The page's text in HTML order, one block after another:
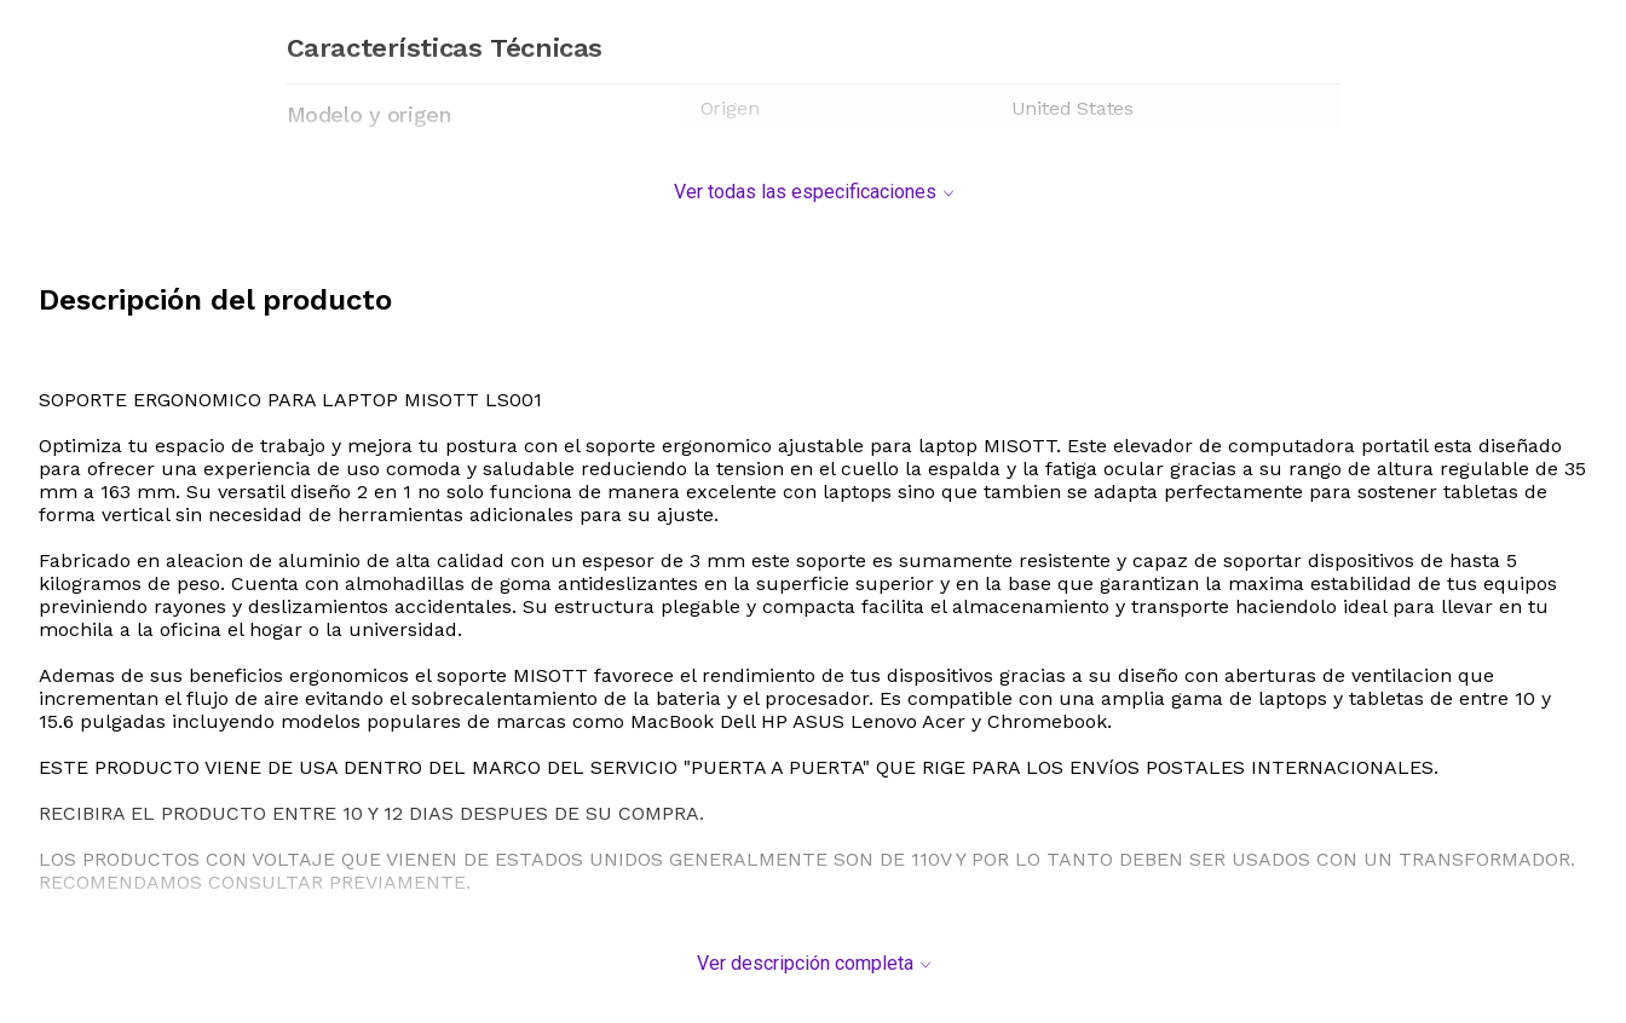
Características Técnicas
Modelo y origen Origen United States
Ver todas las especificaciones
Descripción del producto
SOPORTE ERGONOMICO PARA LAPTOP MISOTT LS001
Optimiza tu espacio de trabajo y mejora tu postura con el soporte ergonomico ajustable para laptop MISOTT. Este elevador de computadora portatil esta diseñado
para ofrecer una experiencia de uso comoda y saludable reduciendo la tension en el cuello la espalda y la fatiga ocular gracias a su rango de altura regulable de 35
mm a 163 mm. Su versatil diseño 2 en 1 no solo funciona de manera excelente con laptops sino que tambien se adapta perfectamente para sostener tabletas de
forma vertical sin necesidad de herramientas adicionales para su ajuste.
Fabricado en aleacion de aluminio de alta calidad con un espesor de 3 mm este soporte es sumamente resistente y capaz de soportar dispositivos de hasta 5
kilogramos de peso. Cuenta con almohadillas de goma antideslizantes en la superficie superior y en la base que garantizan la maxima estabilidad de tus equipos
previniendo rayones y deslizamientos accidentales. Su estructura plegable y compacta facilita el almacenamiento y transporte haciendolo ideal para llevar en tu
mochila a la oficina el hogar o la universidad.
Ademas de sus beneficios ergonomicos el soporte MISOTT favorece el rendimiento de tus dispositivos gracias a su diseño con aberturas de ventilacion que
incrementan el flujo de aire evitando el sobrecalentamiento de la bateria y el procesador. Es compatible con una amplia gama de laptops y tabletas de entre 10 y
15.6 pulgadas incluyendo modelos populares de marcas como MacBook Dell HP ASUS Lenovo Acer y Chromebook.
ESTE PRODUCTO VIENE DE USA DENTRO DEL MARCO DEL SERVICIO "PUERTA A PUERTA" QUE RIGE PARA LOS ENVíOS POSTALES INTERNACIONALES.
RECIBIRA EL PRODUCTO ENTRE 10 Y 12 DIAS DESPUES DE SU COMPRA.
LOS PRODUCTOS CON VOLTAJE QUE VIENEN DE ESTADOS UNIDOS GENERALMENTE SON DE 110V Y POR LO TANTO DEBEN SER USADOS CON UN TRANSFORMADOR.
RECOMENDAMOS CONSULTAR PREVIAMENTE.
Ver descripción completa